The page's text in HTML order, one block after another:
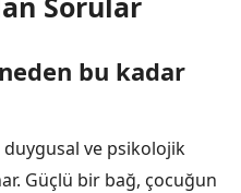
bu kadar
ve psikolojik
Güçlü bir bağ, çocuğun